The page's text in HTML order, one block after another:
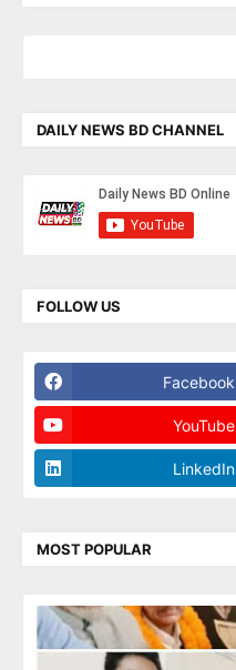
DAILY NEWS BD CHANNEL
FOLLOW US
Facebook
YouTube
LinkedIn
MOST POPULAR